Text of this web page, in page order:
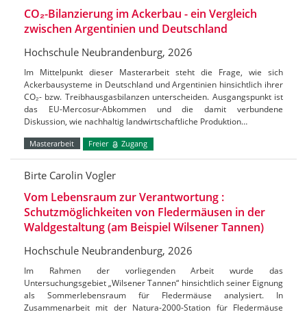
CO₂-Bilanzierung im Ackerbau - ein Vergleich
zwischen Argentinien und Deutschland
Hochschule Neubrandenburg, 2026
Im Mittelpunkt dieser Masterarbeit steht die Frage, wie sich
Ackerbausysteme in Deutschland und Argentinien hinsichtlich ihrer
CO₂- bzw. Treibhausgasbilanzen unterscheiden. Ausgangspunkt ist
das EU-Mercosur-Abkommen und die damit verbundene
Diskussion, wie nachhaltig landwirtschaftliche Produktion…
Masterarbeit Freier Zugang
Birte Carolin Vogler
Vom Lebensraum zur Verantwortung :
Schutzmöglichkeiten von Fledermäusen in der
Waldgestaltung (am Beispiel Wilsener Tannen)
Hochschule Neubrandenburg, 2026
Im Rahmen der vorliegenden Arbeit wurde das
Untersuchungsgebiet „Wilsener Tannen“ hinsichtlich seiner Eignung
als Sommerlebensraum für Fledermäuse analysiert. In
Zusammenarbeit mit der Natura-2000-Station für Fledermäuse